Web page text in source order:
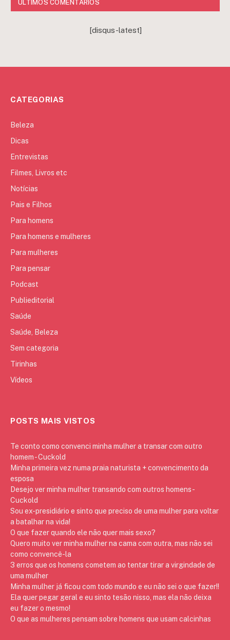
ÚLTIMOS COMENTÁRIOS
[disqus-latest]
CATEGORIAS
Beleza
Dicas
Entrevistas
Filmes, Livros etc
Notícias
Pais e Filhos
Para homens
Para homens e mulheres
Para mulheres
Para pensar
Podcast
Publieditorial
Saúde
Saúde, Beleza
Sem categoria
Tirinhas
Vídeos
POSTS MAIS VISTOS
Te conto como convenci minha mulher a transar com outro
homem - Cuckold
Minha primeira vez numa praia naturista + convencimento da
esposa
Desejo ver minha mulher transando com outros homens -
Cuckold
Sou ex-presidiário e sinto que preciso de uma mulher para voltar
a batalhar na vida!
O que fazer quando ele não quer mais sexo?
Quero muito ver minha mulher na cama com outra, mas não sei
como convencê-la
3 erros que os homens cometem ao tentar tirar a virgindade de
uma mulher
Minha mulher já ficou com todo mundo e eu não sei o que fazer!!
Ela quer pegar geral e eu sinto tesão nisso, mas ela não deixa
eu fazer o mesmo!
O que as mulheres pensam sobre homens que usam calcinhas